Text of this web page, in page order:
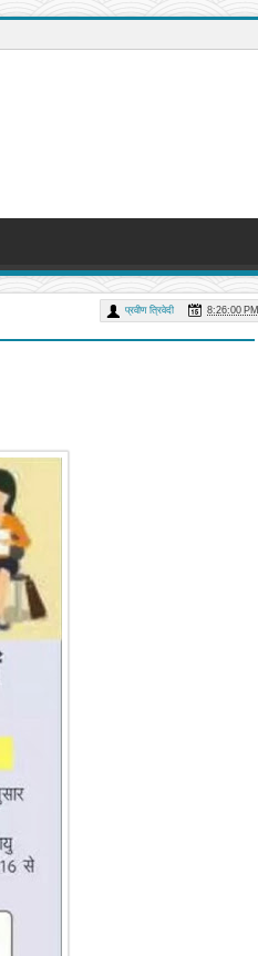
प्रवीण त्रिवेदी 8:26:00 PM